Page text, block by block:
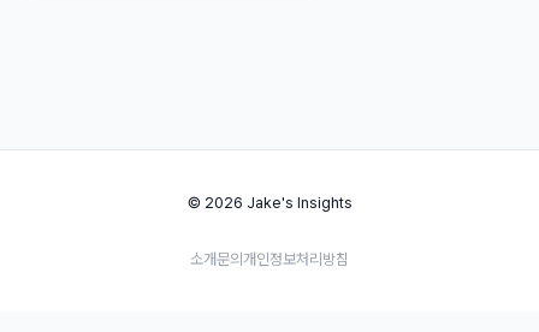
© 2026 Jake's Insights
소개문의 개인정보처리방침